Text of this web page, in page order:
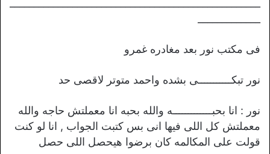
فى مكتب نور بعد مغادره غمرو
نور تبكـــــــــــى بشده واحمد متوتر لاقصى حد
نور : انا بحبـــــــــــــه والله بحبه انا معملتش حاجه والله
معملتش كل اللى فيها انى بس كتبت الجواب , انا لو كنت
قولت على المكالمه كان برضوا هيحصل اللى حصل